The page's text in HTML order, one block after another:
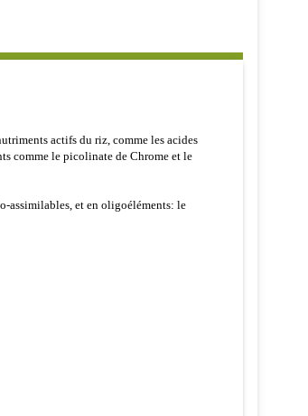
actifs du riz, comme les acides
comme le picolinate de Chrome et le
assimilables, et en oligoéléments: le